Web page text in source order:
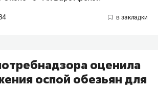
оценила
оспой обезьян для